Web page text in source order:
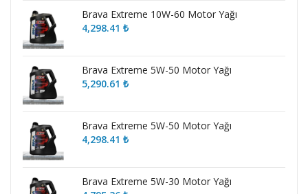
Brava Extreme 10W-60 Motor Yağı
4,298.41₺
Brava Extreme 5W-50 Motor Yağı
5,290.61₺
Brava Extreme 5W-50 Motor Yağı
4,298.41₺
Brava Extreme 5W-30 Motor Yağı